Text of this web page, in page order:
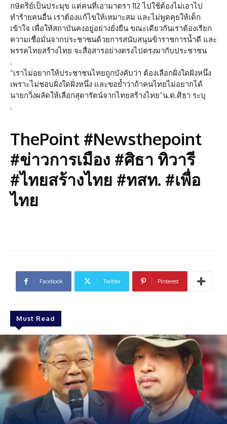
กษัตริย์เป็นประมุข แต่คนที่เอามาตรา 112 ไปใช้ต้องไม่เอาไป
ทำร้ายคนอื่น เราต้องแก้ไขให้เหมาะสม และไม่พูดคุยให้เด็ก
เข้าใจ เพื่อให้สถาบันคงอยู่อย่างยั่งยืน ขณะเดียวกันเราต้องเรียก
ความเชื่อมั่นจากประชาชนด้วยการสนับสนุนข้าราชการน้ำดี และ
พรรคไทยสร้างไทย จะสื่อสารอย่างตรงไปตรงมากับประชาชน
.
“เราไม่อยากให้ประชาชนไทยถูกบังคับว่า ต้องเลือกฝั่งใดฝั่งหนึ่ง
เพราะไม่ชอบฝั่งใดฝั่งหนึ่ง และขอย้ำว่าถ้าคนไทยไม่อยากได้
นายกวิ่งผลัดให้เลือกสุดารัตน์จากไทยสร้างไทย”น.ต.ศิธา ระบุ
.
ThePoint #Newsthepoint
#ข่าวการเมือง #ศิธา ทิวารี
#ไทยสร้างไทย #ทสท. #เพื่อ
ไทย
Facebook Twitter Pinterest
Must Read